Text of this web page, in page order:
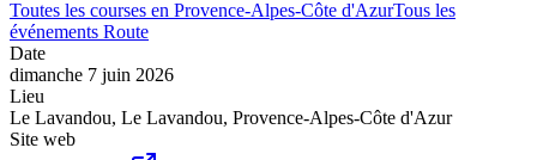
Toutes les courses en Provence-Alpes-Côte d'AzurTous les
événements Route
Date
dimanche 7 juin 2026
Lieu
Le Lavandou, Le Lavandou, Provence-Alpes-Côte d'Azur
Site web